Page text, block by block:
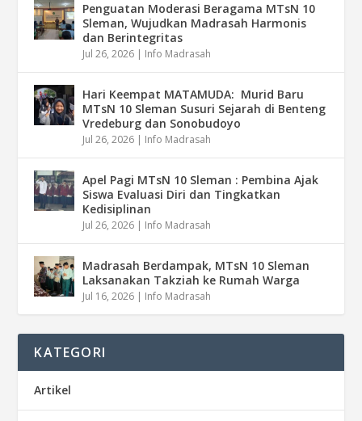
Penguatan Moderasi Beragama MTsN 10
Sleman, Wujudkan Madrasah Harmonis
dan Berintegritas
Jul 26, 2026 | Info Madrasah
Hari Keempat MATAMUDA: Murid Baru
MTsN 10 Sleman Susuri Sejarah di Benteng
Vredeburg dan Sonobudoyo
Jul 26, 2026 | Info Madrasah
Apel Pagi MTsN 10 Sleman : Pembina Ajak
Siswa Evaluasi Diri dan Tingkatkan
Kedisiplinan
Jul 26, 2026 | Info Madrasah
Madrasah Berdampak, MTsN 10 Sleman
Laksanakan Takziah ke Rumah Warga
Jul 16, 2026 | Info Madrasah
KATEGORI
Artikel